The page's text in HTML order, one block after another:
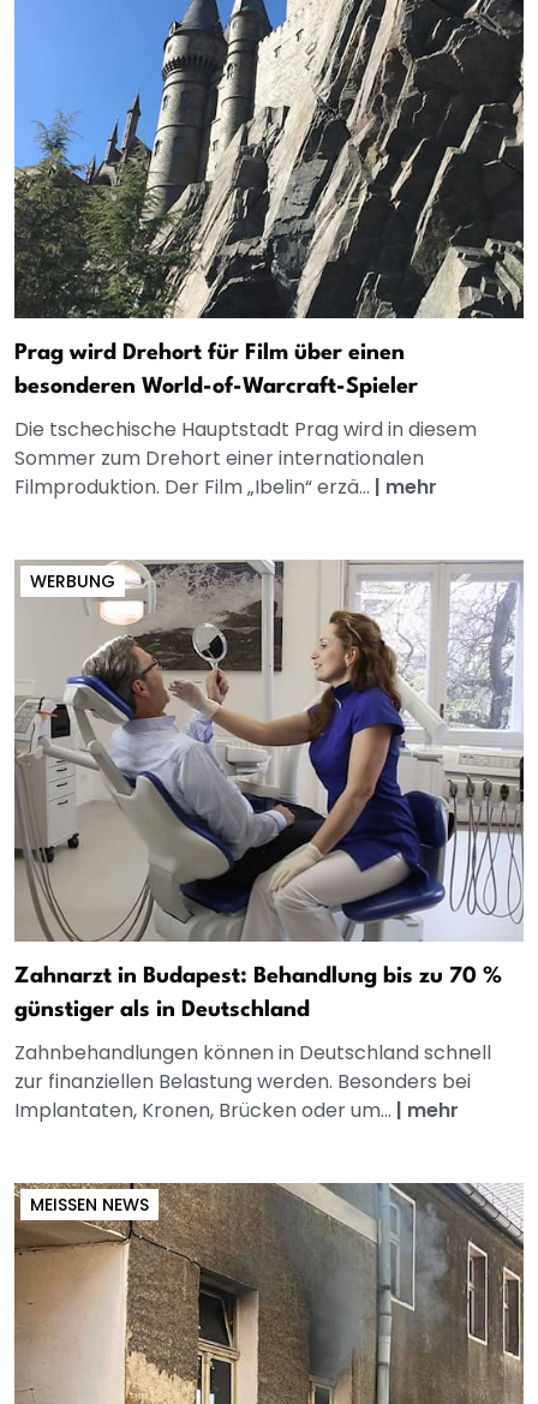
Prag wird Drehort für Film über einen
besonderen World-of-Warcraft-Spieler
Die tschechische Hauptstadt Prag wird in diesem
Sommer zum Drehort einer internationalen
Filmproduktion. Der Film „Ibelin“ erzä... | mehr
WERBUNG
Zahnarzt in Budapest: Behandlung bis zu 70 %
günstiger als in Deutschland
Zahnbehandlungen können in Deutschland schnell
zur finanziellen Belastung werden. Besonders bei
Implantaten, Kronen, Brücken oder um... | mehr
MEISSEN NEWS